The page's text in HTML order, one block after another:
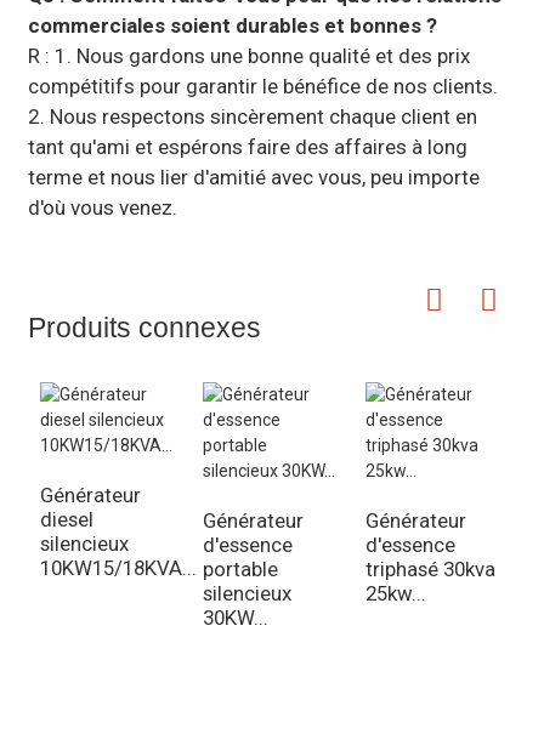
commerciales soient durables et bonnes ?
R : 1. Nous gardons une bonne qualité et des prix
compétitifs pour garantir le bénéfice de nos clients.
2. Nous respectons sincèrement chaque client en
tant qu'ami et espérons faire des affaires à long
terme et nous lier d'amitié avec vous, peu importe
d'où vous venez.
Produits connexes
Générateur
diesel
silencieux
10KW15/18KVA...
Générateur
d'essence
portable
silencieux
30KW...
Générateur
d'essence
triphasé 30kva
25kw...